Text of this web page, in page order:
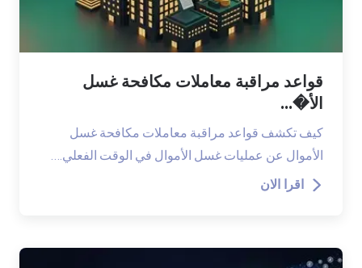
قواعد مراقبة معاملات مكافحة غسل
الأ�...
كيف تكشف قواعد مراقبة معاملات مكافحة غسل
الأموال عن عمليات غسل الأموال في الوقت الفعلي.…
اقرا الان